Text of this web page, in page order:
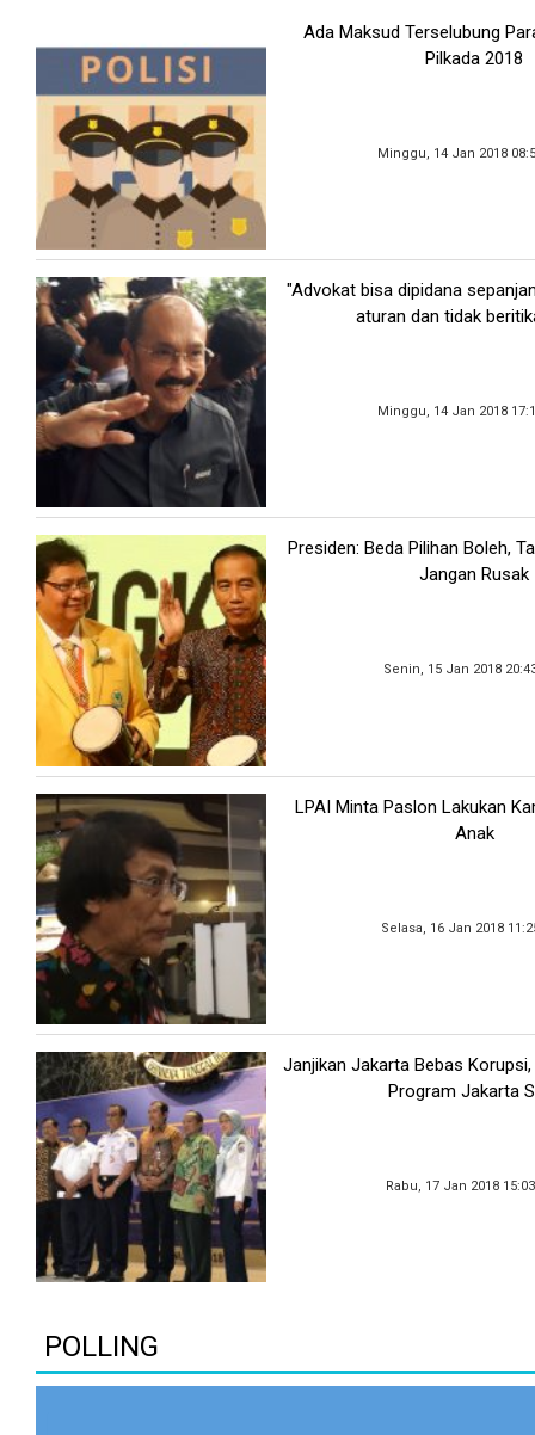
Ada Maksud Terselubung
Pilkada 2018
Minggu, 14 Jan 2018
"Advokat bisa dipidana
aturan dan tidak
Minggu, 14 Jan 2018
Presiden: Beda Pilihan Boleh,
Jangan Rusak
Senin, 15 Jan 2018
LPAI Minta Paslon Lakukan
Anak
Selasa, 16 Jan 2018
Janjikan Jakarta Bebas
Program Jakarta
Rabu, 17 Jan 2018
POLLING